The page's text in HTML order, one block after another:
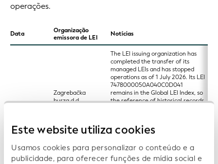
Este website utiliza cookies
Usamos cookies para personalizar o conteúdo e a
publicidade, para oferecer funções de mídia social e
operações.
Data
Organização
emissora de LEI
Notícias
2026-07-01
Zagrebačka
burza d.d.
The LEI issuing organization has
completed the transfer of its
managed LEIs and has stopped
operations as of 1 July 2026. Its LEI
7478000050A040C0D041
remains in the Global LEI Index, so
the reference of historical records
Financijska Agencija (Fina) with LEI
747800R0J5YBJED3N877 and KDD
družba, d.d. (KDD Slovenia) with
LEI 48510000JZ17NWGUA510.